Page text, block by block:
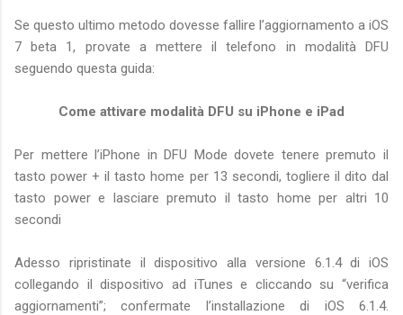
Se questo ultimo metodo dovesse fallire l’aggiornamento a iOS
7 beta 1, provate a mettere il telefono in modalità DFU
seguendo questa guida:
Come attivare modalità DFU su iPhone e iPad
Per mettere l’iPhone in DFU Mode dovete tenere premuto il
tasto power + il tasto home per 13 secondi, togliere il dito dal
tasto power e lasciare premuto il tasto home per altri 10
secondi
Adesso ripristinate il dispositivo alla versione 6.1.4 di iOS
collegando il dispositivo ad iTunes e cliccando su “verifica
aggiornamenti”; confermate l’installazione di iOS 6.1.4.